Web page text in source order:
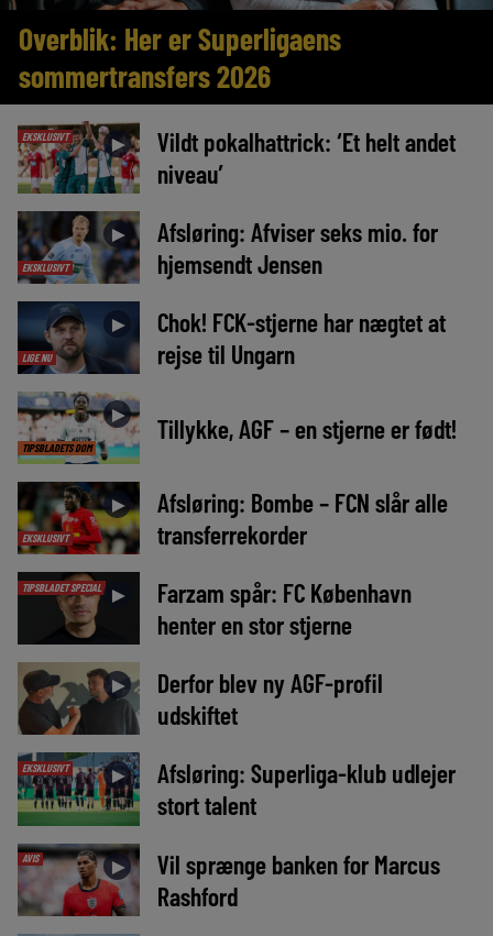
Overblik: Her er Superligaens
sommertransfers 2026
EKSKLUSIVT ►
Vildt pokalhattrick: ‘Et helt andet
niveau’
EKSKLUSIVT
►
Afsløring: Afviser seks mio. for
hjemsendt Jensen
LIGE NU
►
Chok! FCK-stjerne har nægtet at
rejse til Ungarn
TIPSBLADETS DOM
► Tillykke, AGF – en stjerne er født!
EKSKLUSIVT
►
Afsløring: Bombe – FCN slår alle
transferrekorder
TIPSBLADET SPECIAL ►
Farzam spår: FC København
henter en stor stjerne
►
Derfor blev ny AGF-profil
udskiftet
EKSKLUSIVT ►
Afsløring: Superliga-klub udlejer
stort talent
AVIS ►
Vil sprænge banken for Marcus
Rashford